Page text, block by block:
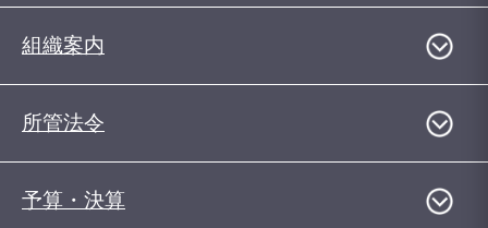
組織案内
所管法令
予算・決算